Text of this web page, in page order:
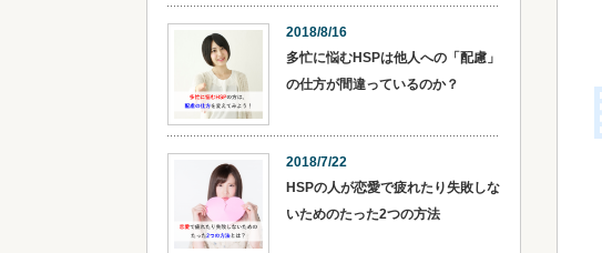
2018/8/16
多忙に悩むHSPは他人への「配慮」
の仕方が間違っているのか？
2018/7/22
HSPの人が恋愛で疲れたり失敗しな
いためのたった2つの方法